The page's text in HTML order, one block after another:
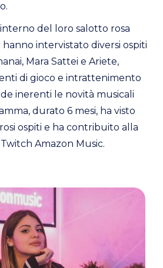
del loro salotto rosa
intervistato diversi ospiti
Mara Sattei e Ariete,
di gioco e intrattenimento
inerenti le novità musicali
durato 6 mesi, ha visto
ospiti e ha contribuito alla
Amazon Music.